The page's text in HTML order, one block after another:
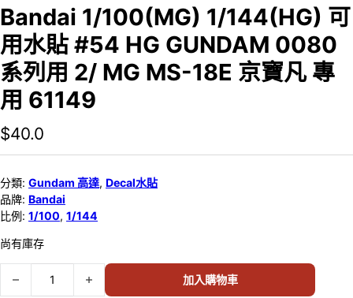
Bandai 1/100(MG) 1/144(HG) 可
用水貼 #54 HG GUNDAM 0080
系列用 2/ MG MS-18E 京寶凡 專
用 61149
$40.0
分類: Gundam 高達, Decal水貼
品牌: Bandai
比例: 1/100, 1/144
尚有庫存
Bandai 1/100(MG) 1/144(HG) 可用水貼 #54 HG GUNDAM 0080系
加入購物車